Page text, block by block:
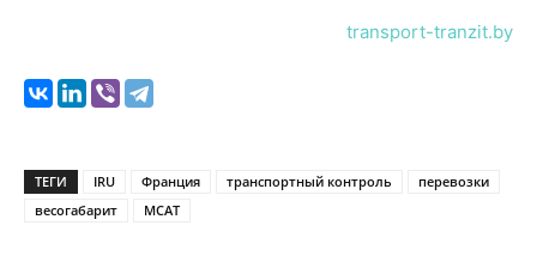
transport-tranzit.by
ТЕГИ IRU Франция транспортный контроль
перевозки
весогабарит
МСАТ